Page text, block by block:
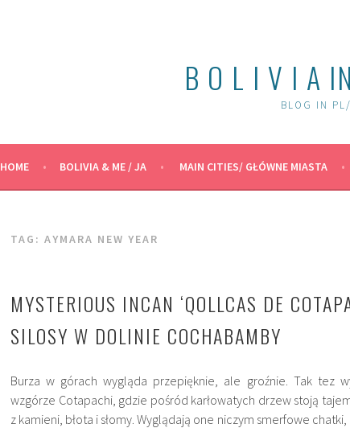
B O L I V I A
BLOG IN
HOME BOLIVIA & ME / JA MAIN CITIES/ GŁÓWNE MIASTA
TAG: AYMARA NEW YEAR
MYSTERIOUS INCAN ‘QOLLCAS DE
SILOSY W DOLINIE COCHABAMBY
Burza w górach wygląda przepięknie, ale groźnie. Tak tez
wzgórze Cotapachi, gdzie pośród karłowatych drzew stoją
z kamieni, błota i słomy. Wyglądają one niczym smerfowe